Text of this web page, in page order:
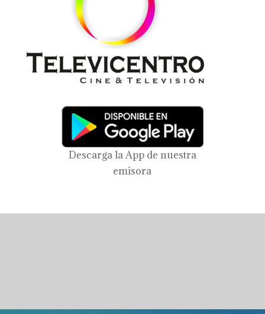
Descarga la App de nuestra
emisora